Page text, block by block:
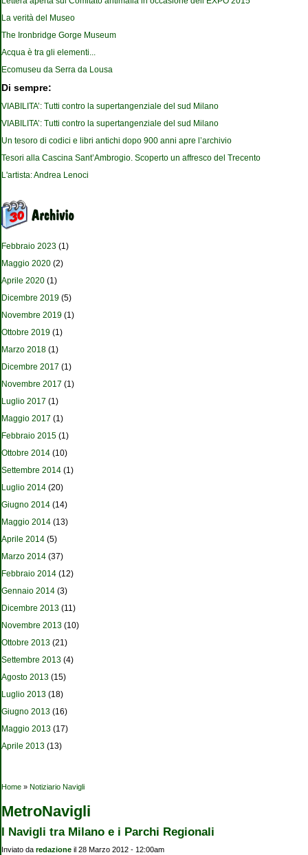
La verità del Museo
The Ironbridge Gorge Museum
Acqua è tra gli elementi...
Ecomuseu da Serra da Lousa
Di sempre:
VIABILITA’: Tutti contro la supertangenziale del sud Milano
VIABILITA’: Tutti contro la supertangenziale del sud Milano
Un tesoro di codici e libri antichi dopo 900 anni apre l’archivio
Tesori alla Cascina Sant’Ambrogio. Scoperto un affresco del Trecento
L'artista: Andrea Lenoci
Febbraio 2023 (1)
Maggio 2020 (2)
Aprile 2020 (1)
Dicembre 2019 (5)
Novembre 2019 (1)
Ottobre 2019 (1)
Marzo 2018 (1)
Dicembre 2017 (1)
Novembre 2017 (1)
Luglio 2017 (1)
Maggio 2017 (1)
Febbraio 2015 (1)
Ottobre 2014 (10)
Settembre 2014 (1)
Luglio 2014 (20)
Giugno 2014 (14)
Maggio 2014 (13)
Aprile 2014 (5)
Marzo 2014 (37)
Febbraio 2014 (12)
Gennaio 2014 (3)
Dicembre 2013 (11)
Novembre 2013 (10)
Ottobre 2013 (21)
Settembre 2013 (4)
Agosto 2013 (15)
Luglio 2013 (18)
Giugno 2013 (16)
Maggio 2013 (17)
Aprile 2013 (13)
Tu sei qui
Home » Notiziario Navigli
MetroNavigli
I Navigli tra Milano e i Parchi Regionali
Inviato da redazione il 28 Marzo 2012 - 12:00am